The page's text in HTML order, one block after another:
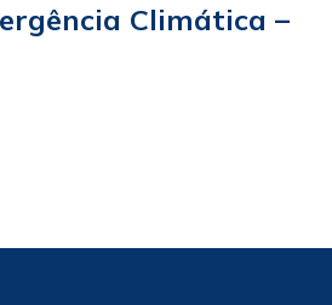
Climática –